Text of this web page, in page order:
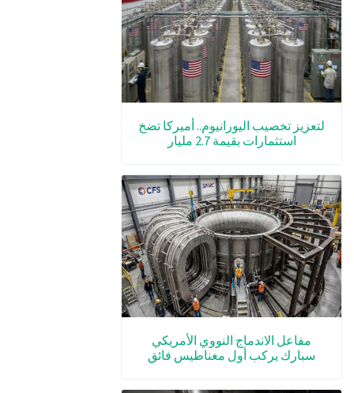
لتعزيز تخصيب اليورانيوم.. أميركا تضخ
استثمارات بقيمة 2.7 مليار
مفاعل الاندماج النووي الأمريكي
سبارك يركب أول مغناطيس فائق